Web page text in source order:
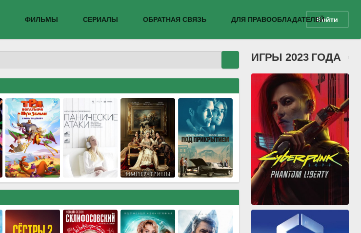
ФИЛЬМЫ СЕРИАЛЫ ОБРАТНАЯ СВЯЗЬ ДЛЯ ПРАВООБЛАДАТЕЛЕЙВойти
ИГРЫ 2023 ГОДА